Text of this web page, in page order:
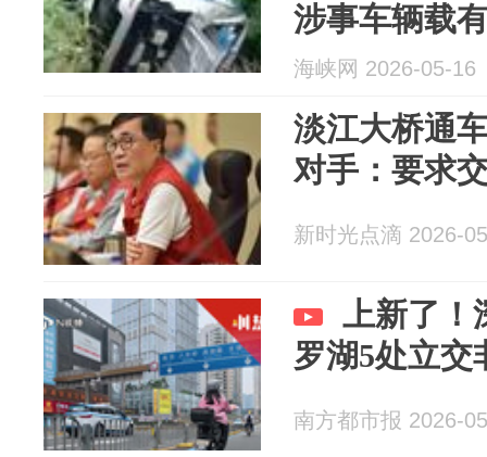
涉事车辆载
人，另有1名
海峡网 2026-05-16
淡江大桥通
对手：要求
新时光点滴 2026-
上新了！
罗湖5处立交
南方都市报 2026-